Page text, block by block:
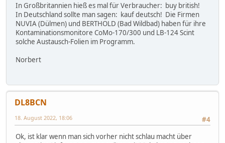
In Großbritannien hieß es mal für Verbraucher: buy british!
In Deutschland sollte man sagen: kauf deutsch! Die Firmen
NUVIA (Dülmen) und BERTHOLD (Bad Wildbad) haben für ihre
Kontaminationsmonitore CoMo-170/300 und LB-124 Scint
solche Austausch-Folien im Programm.
Norbert
DL8BCN
#4
18. August 2022, 18:06
Ok, ist klar wenn man sich vorher nicht schlau macht über